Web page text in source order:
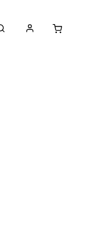
O nás